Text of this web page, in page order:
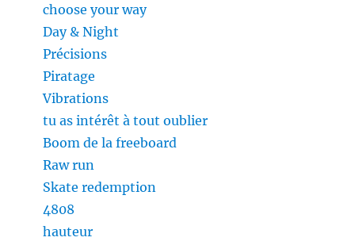
choose your way
Day & Night
Précisions
Piratage
Vibrations
tu as intérêt à tout oublier
Boom de la freeboard
Raw run
Skate redemption
4808
hauteur